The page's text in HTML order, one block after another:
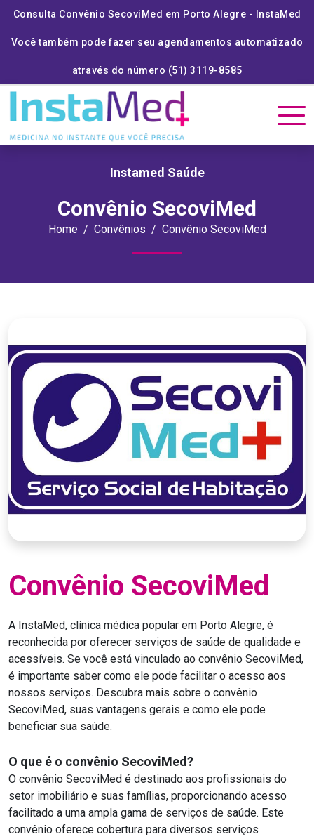
Consulta Convênio SecoviMed em Porto Alegre - InstaMed
Você também pode fazer seu agendamentos automatizado
através do número (51) 3119-8585
Instamed Saúde
Convênio SecoviMed
Home Convênios Convênio SecoviMed
Convênio SecoviMed
A InstaMed, clínica médica popular em Porto Alegre, é
reconhecida por oferecer serviços de saúde de qualidade e
acessíveis. Se você está vinculado ao convênio SecoviMed,
é importante saber como ele pode facilitar o acesso aos
nossos serviços. Descubra mais sobre o convênio
SecoviMed, suas vantagens gerais e como ele pode
beneficiar sua saúde.
O que é o convênio SecoviMed?
O convênio SecoviMed é destinado aos profissionais do
setor imobiliário e suas famílias, proporcionando acesso
facilitado a uma ampla gama de serviços de saúde. Este
convênio oferece cobertura para diversos serviços